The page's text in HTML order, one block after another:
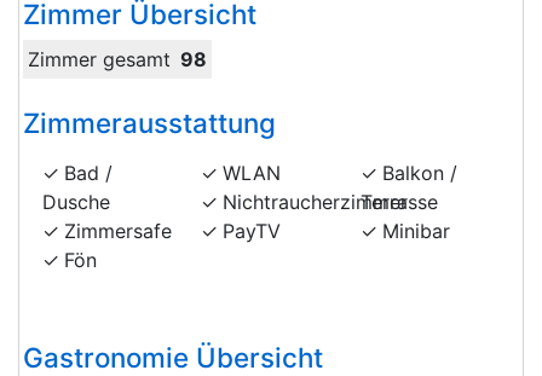
Zimmer Übersicht
Zimmer gesamt 98
Zimmerausstattung
Bad /
Dusche
Zimmersafe
Fön
WLAN
Nichtraucherzimmer
PayTV
Balkon /
Terrasse
Minibar
Gastronomie Übersicht